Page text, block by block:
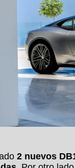
2 nuevos